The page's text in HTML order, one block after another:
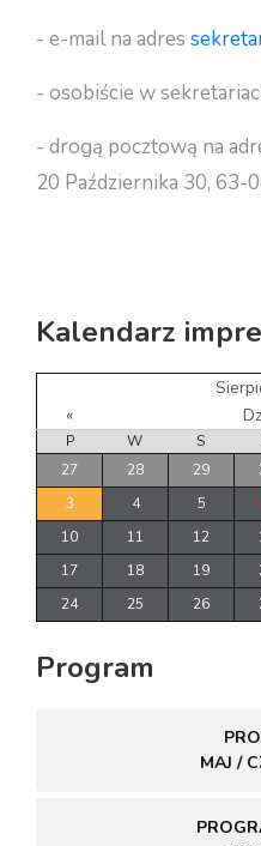
- e-mail na adres
- osobiście w
- drogą pocztową na
20 Października 30, 63-
Kalendarz
«
P W S
27
28 29
3
4 5
10
11 12
17
18 19
24
25 26
Program
MAJ /